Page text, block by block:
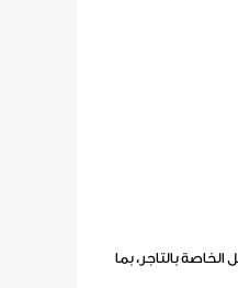
الخاصة بالتاجر، بما